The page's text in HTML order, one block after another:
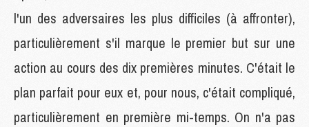
l'un des adversaires les plus difficiles (à affronter),
particulièrement s'il marque le premier but sur une
action au cours des dix premières minutes. C'était le
plan parfait pour eux et, pour nous, c'était compliqué,
particulièrement en première mi-temps. On n'a pas